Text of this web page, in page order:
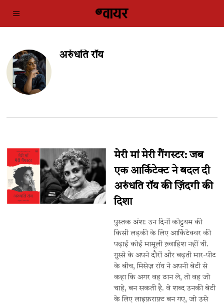
अरुंधति रॉय
मेरी मां मेरी गैंगस्टर: जब
एक आर्किटेक्ट ने बदल दी
अरुंधति रॉय की ज़िंदगी की
दिशा
पुस्तक अंश: उन दिनों कोट्टयम की
किसी लड़की के लिए आर्किटेक्चर की
पढ़ाई कोई मामूली ख़्वाहिश नहीं थी.
ग़ुस्से के अपने दौरों और बढ़ती मार-पीट
के बीच, मिसेज़ रॉय ने अपनी बेटी से
कहा कि अगर वह ठान ले, तो वह जो
चाहे, बन सकती है. वे शब्द उनकी बेटी
के लिए लाइफ़राफ़्ट बन गए, जो उसे